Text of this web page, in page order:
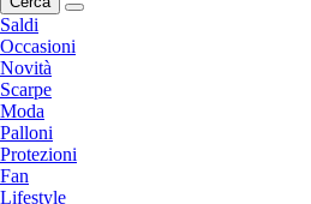
Saldi
Occasioni
Novità
Scarpe
Moda
Palloni
Protezioni
Fan
Lifestyle